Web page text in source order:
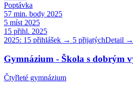
Poptávka
57 min. body 2025
5 míst 2025
15 přihl. 2025
2025: 15 přihlášek → 5 přijatýchDetail →
Gymnázium - Škola s dobrým
Čtyřleté gymnázium